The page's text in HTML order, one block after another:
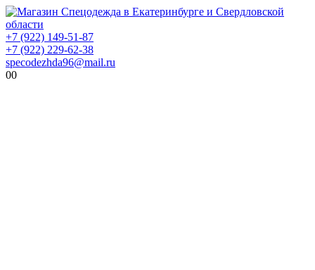
+7 (922) 149-51-87
+7 (922) 229-62-38
specodezhda96@mail.ru
00